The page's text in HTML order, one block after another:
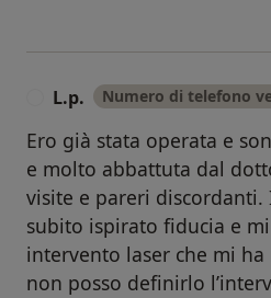
L.p. Numero di telefono
Ero già stata operata e
e molto abbattuta dal
visite e pareri
subito ispirato fiducia e
intervento laser che mi
non posso definirlo